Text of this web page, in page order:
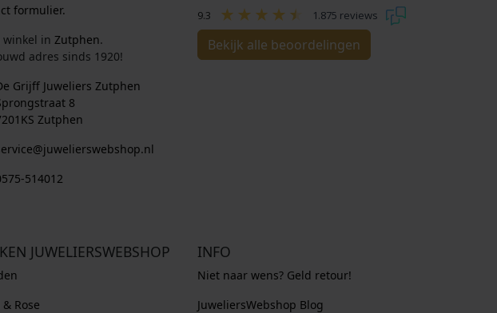
formulier.
winkel in Zutphen.
adres sinds 1920!
Grijff Juweliers Zutphen
8
Zutphen
514012
9.3 1.875 reviews
Bekijk alle beoordelingen
JUWELIERSWEBSHOP
Rose
INFO
Niet naar wens? Geld retour!
JuweliersWebshop Blog